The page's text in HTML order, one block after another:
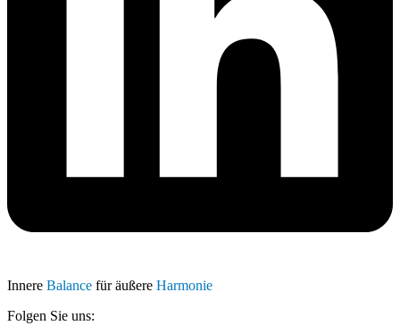
Innere Balance für äußere Harmonie
Folgen Sie uns: